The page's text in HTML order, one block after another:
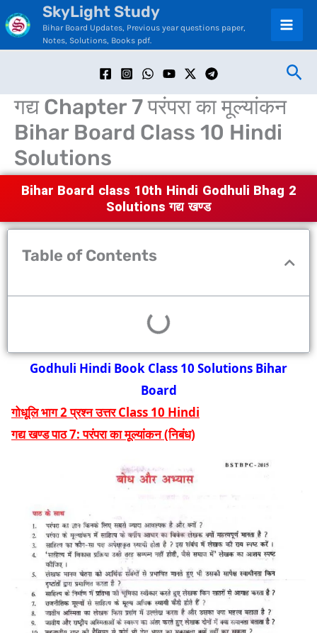
Skip
to
content
SkyLight Study
Bihar Board Updates, Previous year questions paper,
Notes, Solutions, Books pdf.
गद्य Chapter 7 परंपरा का मूल्यांकन
Bihar Board Class 10 Hindi
Solutions
Bihar Board class 10th Hindi Godhuli Bhag 2
Solutions गद्य खण्ड
Table of Contents
Godhuli Hindi Book Class 10 Solutions Bihar
Board
गोधूलि भाग 2 प्रश्न उत्तर Class 10 Hindi
गद्य खण्ड पाठ 7: परंपरा का मूल्यांकन (निबंध)
C
a
g
o
r
s